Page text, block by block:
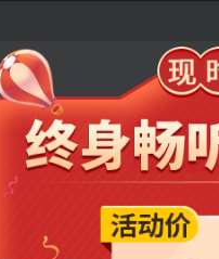
￥9.9 限时特惠
￥99
年卡会员免费 永久会员